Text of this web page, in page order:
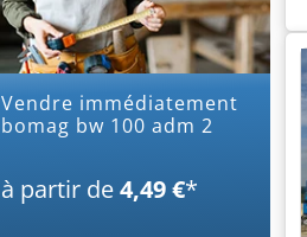
Vendre immédiatement
bomag bw 100 adm 2
à partir de4,49 €*